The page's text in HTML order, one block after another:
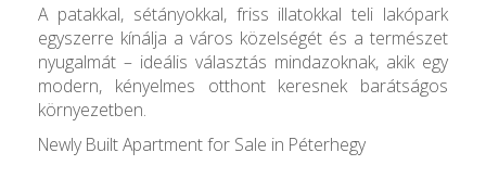
A patakkal, sétányokkal, friss illatokkal teli lakópark
egyszerre kínálja a város közelségét és a természet
nyugalmát – ideális választás mindazoknak, akik egy
modern, kényelmes otthont keresnek barátságos
környezetben.
Newly Built Apartment for Sale in Péterhegy